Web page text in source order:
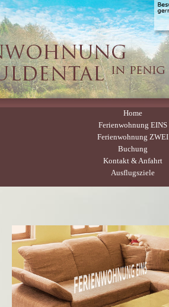
Home
Ferienwohnung EINS
Ferienwohnung ZWEI
Buchung
Kontakt & Anfahrt
Ausflugsziele